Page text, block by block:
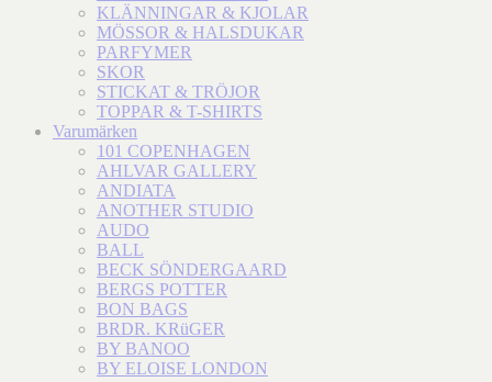
KLÄNNINGAR & KJOLAR
MÖSSOR & HALSDUKAR
PARFYMER
SKOR
STICKAT & TRÖJOR
TOPPAR & T-SHIRTS
Varumärken
101 COPENHAGEN
AHLVAR GALLERY
ANDIATA
ANOTHER STUDIO
AUDO
BALL
BECK SÖNDERGAARD
BERGS POTTER
BON BAGS
BRDR. KRüGER
BY BANOO
BY ELOISE LONDON